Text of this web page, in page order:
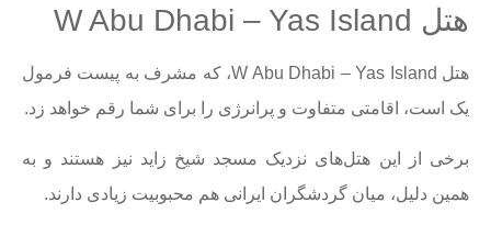
هتل W Abu Dhabi – Yas Island
هتل W Abu Dhabi – Yas Island، که مشرف به پیست فرمول
یک است، اقامتی متفاوت و پرانرژی را برای شما رقم خواهد زد.
برخی از این هتل‌های نزدیک مسجد شیخ زاید نیز هستند و به
همین دلیل، میان گردشگران ایرانی هم محبوبیت زیادی دارند.